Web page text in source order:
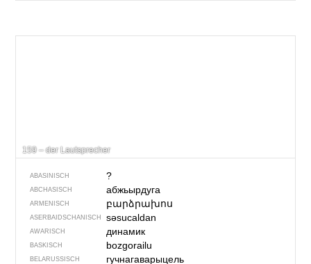
159 – der Lautsprecher
ABASINISCH ?
ABCHASISCH абжьырдуга
ARMENISCH բարձրախոս
ASERBAIDSCHANISCH səsucaldan
AWARISCH динамик
BASKISCH bozgorailu
BELARUSSISCH гучнагаварыцель